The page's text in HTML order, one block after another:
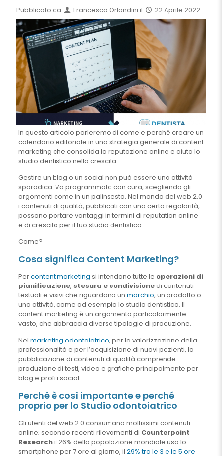
Pubblicato da Francesco Orlandini il 22 Aprile 2022
In questo articolo parleremo di come e perchè creare un
calendario editoriale in una strategia generale di content
marketing che consolida la reputazione online e aiuta lo
studio dentistico nella crescita.
Gestire un blog o un social non può essere una attività
sporadica. Va programmata con cura, scegliendo gli
argomenti come in un palinsesto. Nel mondo del web 2.0
i contenuti di qualità, pubblicati con una certa regolarità,
possono portare vantaggi in termini di reputation online
e di crescita per il tuo studio dentistico.
Come?
Cosa significa Content Marketing?
Percontent marketing si intendono tutte le operazioni di
pianificazione, stesura e condivisionedi contenuti
testuali e visivi che riguardano un marchio, un prodotto o
una attività, come ad esempio lo studio dentistico. Il
content marketing è un argomento particolarmente
vasto, che abbraccia diverse tipologie di produzione.
Nel marketing odontoiatrico, per la valorizzazione della
professionalità e per l’acquisizione di nuovi pazienti, la
pubblicazione di contenuti di qualità comprende
produzione di testi, video e grafiche principalmente per
blog e profili social.
Perché è così importante e perché
proprio per lo Studio odontoiatrico
Gli utenti del web 2.0 consumano moltissimi contenuti
online; secondo recenti rilevamenti di Counterpoint
Researchil 26% della popolazione mondiale usa lo
smartphone per 7 ore al giorno, il 29% tra le 3 e le 5 ore